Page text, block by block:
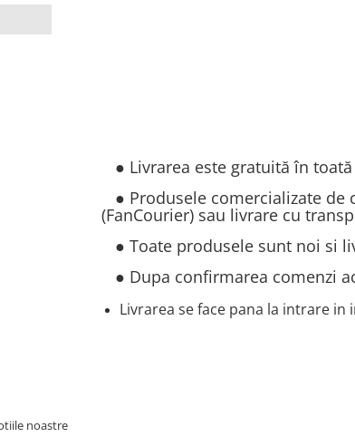
● Livrarea este gratuită în
● Produsele comercializate
(FanCourier) sau livrare cu
● Toate produsele sunt noi si
● Dupa confirmarea comenzi
Livrarea se face pana la intrare
noastre